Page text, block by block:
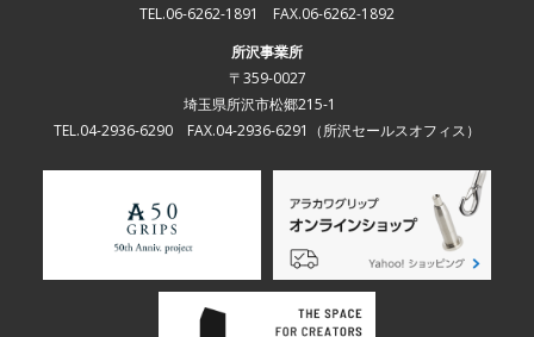
TEL.06-6262-1891 FAX.06-6262-1892
所沢事業所
〒359-0027
埼玉県所沢市松郷215-1
TEL.04-2936-6290 FAX.04-2936-6291 （所沢セールスオフィス）